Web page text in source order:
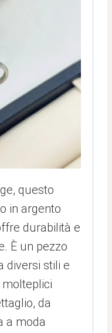
questo
in argento
durabilità e
È un pezzo
diversi stili e
da
a moda